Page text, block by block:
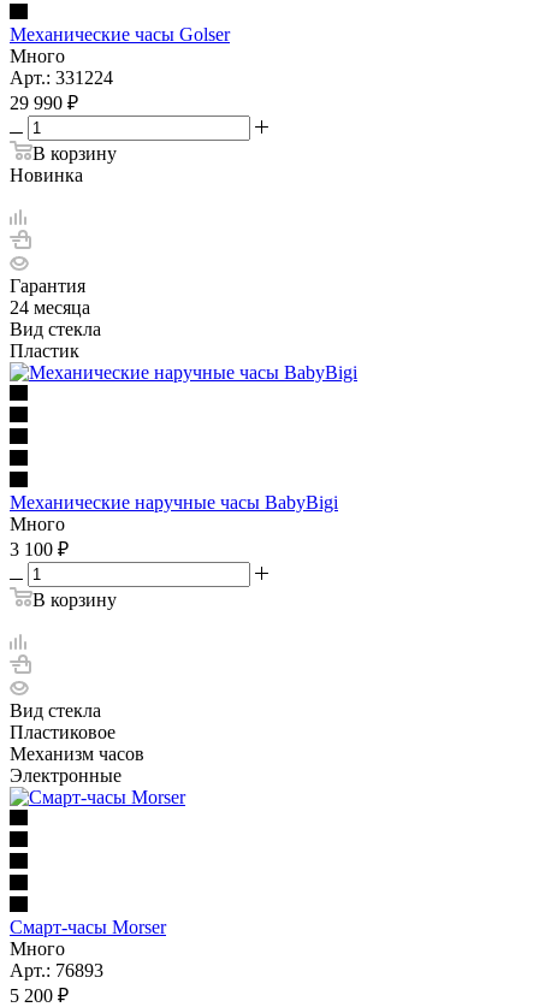
Механические часы Golser
Много
Арт.: 331224
29 990 ₽
В корзину
Новинка
Гарантия
24 месяца
Вид стекла
Пластик
Механические наручные часы BabyBigi
Много
3 100 ₽
В корзину
Вид стекла
Пластиковое
Механизм часов
Электронные
Смарт-часы Morser
Много
Арт.: 76893
5 200 ₽